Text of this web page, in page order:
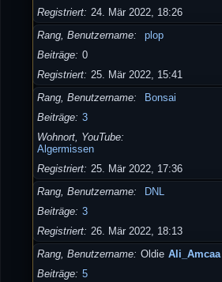
Registriert 24. Mär 2022, 18:26
Rang, Benutzername
plop
Beiträge 0
Registriert 25. Mär 2022, 15:41
Rang, Benutzername
Bonsai
Beiträge 3
Wohnort, YouTube
Algermissen
Registriert 25. Mär 2022, 17:36
Rang, Benutzername
DNL
Beiträge 3
Registriert 26. Mär 2022, 18:13
Rang, Benutzername Oldie Ali_Amcaa
Beiträge 5